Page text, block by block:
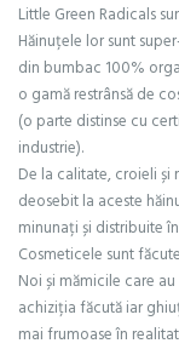
Little Green Radicals
Hăinuțele lor sunt
din bumbac 100%
o gamă restrânsă de
(o parte distinse cu
industrie).
De la calitate, croieli
deosebit la aceste
minunați și distribuite
Cosmeticele sunt
Noi și mămicile care
achiziția făcută iar
mai frumoase în